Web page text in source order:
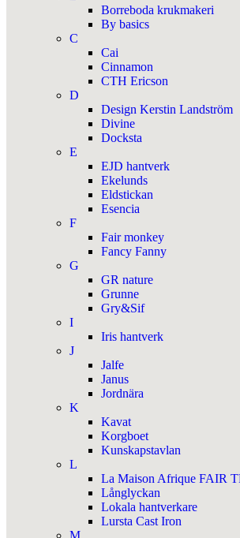
Borreboda krukmakeri
By basics
C
Cai
Cinnamon
CTH Ericson
D
Design Kerstin Landström
Divine
Docksta
E
EJD hantverk
Ekelunds
Eldstickan
Esencia
F
Fair monkey
Fancy Fanny
G
GR nature
Grunne
Gry&Sif
I
Iris hantverk
J
Jalfe
Janus
Jordnära
K
Kavat
Korgboet
Kunskapstavlan
L
La Maison Afrique FAIR
Långlyckan
Lokala hantverkare
Lursta Cast Iron
M